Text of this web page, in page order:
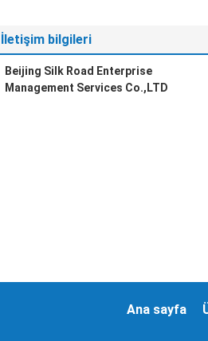
İletişim bilgileri
Beijing Silk Road Enterprise
Management Services Co.,LTD
Ana sayfa